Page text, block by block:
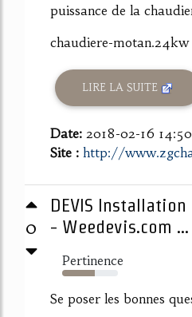
puissance de la
chaudiere-motan.24kw
LIRE LA SUITE
Date: 2018-02-16
Site : http://
0
DEVIS
- Weedevis.com ...
Pertinence
58%
Se poser les bonnes